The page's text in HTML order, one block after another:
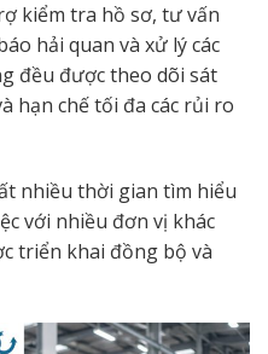
kiểm tra hồ sơ, tư vấn
hải quan và xử lý các
đều được theo dõi sát
hạn chế tối đa các rủi ro
nhiều thời gian tìm hiểu
với nhiều đơn vị khác
triển khai đồng bộ và